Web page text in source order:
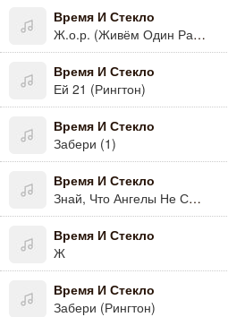
Время И Стекло
Ж.о.р. (Живём Один Раз) (Рингтон)
Время И Стекло
Ей 21 (Рингтон)
Время И Стекло
Забери (1)
Время И Стекло
Знай, Что Ангелы Не Спят(2011)!!!
Время И Стекло
Ж
Время И Стекло
Забери (Рингтон)